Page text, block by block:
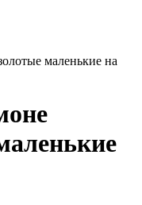
маленькие на